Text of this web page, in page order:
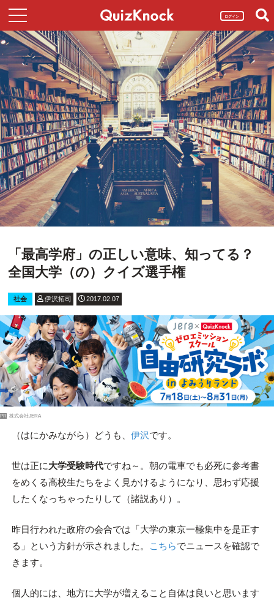
ログイン
「最高学府」の正しい意味、知ってる？
全国大学（の）クイズ選手権
社会 伊沢拓司 2017.02.07
PR 株式会社JERA
（はにかみながら）どうも、 伊沢です。
世は正に大学受験時代ですね～。朝の電車でも必死に参考書
をめくる高校生たちをよく見かけるようになり、思わず応援
したくなっちゃったりして（諸説あり）。
昨日行われた政府の会合では「大学の東京一極集中を是正す
る」という方針が示されました。
こちらでニュースを確認で
きます。
個人的には、地方に大学が増えること自体は良いと思います